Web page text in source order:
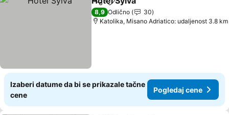
Deli Dodati u favorite
8,9 Odlično
30
Katolika, Misano Adriatico: udaljenost 3.8 km
Izaberi datume da bi se prikazale tačne
cene
Pogledaj cene